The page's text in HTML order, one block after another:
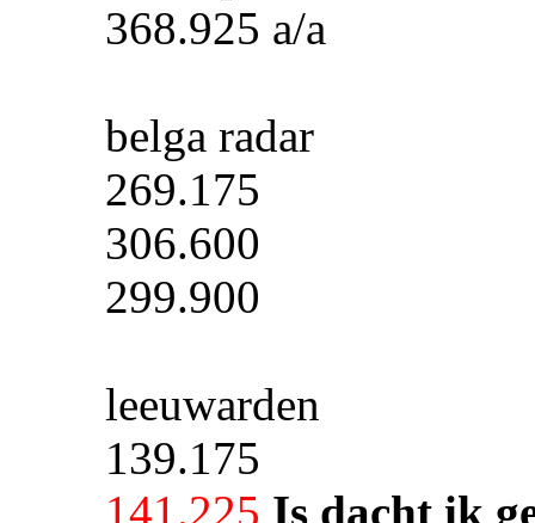
368.925 a/a
belga radar
269.175
306.600
299.900
leeuwarden
139.175
141.225 Is dacht ik